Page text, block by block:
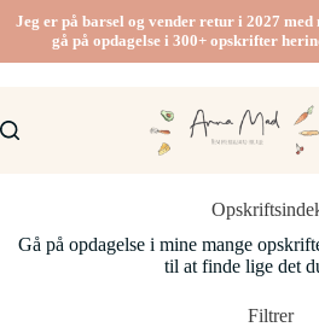
Jeg er på barsel og vender retur i 2027
gå på opdagelse i 300+ opskrifter
Gå på opdagelse i mine mange
til at finde lige det
Filtrer